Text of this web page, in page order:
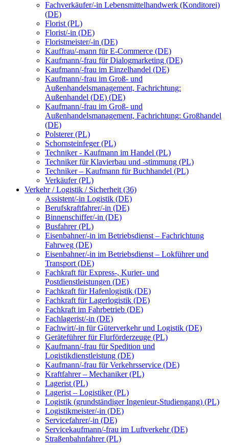
Fachverkäufer/-in Lebensmittelhandwerk (Konditorei)
(DE)
Florist (PL)
Florist/-in (DE)
Floristmeister/-in (DE)
Kauffrau/-mann für E-Commerce (DE)
Kaufmann/-frau für Dialogmarketing (DE)
Kaufmann/-frau im Einzelhandel (DE)
Kaufmann/-frau im Groß- und
Außenhandelsmanagement, Fachrichtung:
Außenhandel (DE) (DE)
Kaufmann/-frau im Groß- und
Außenhandelsmanagement, Fachrichtung: Großhandel
(DE)
Polsterer (PL)
Schornsteinfeger (PL)
Techniker - Kaufmann im Handel (PL)
Techniker für Klavierbau und -stimmung (PL)
Techniker – Kaufmann für Buchhandel (PL)
Verkäufer (PL)
Verkehr / Logistik / Sicherheit (36)
Assistent/-in Logistik (DE)
Berufskraftfahrer/-in (DE)
Binnenschiffer/-in (DE)
Busfahrer (PL)
Eisenbahner/-in im Betriebsdienst – Fachrichtung
Fahrweg (DE)
Eisenbahner/-in im Betriebsdienst – Lokführer und
Transport (DE)
Fachkraft für Express-, Kurier- und
Postdienstleistungen (DE)
Fachkraft für Hafenlogistik (DE)
Fachkraft für Lagerlogistik (DE)
Fachkraft im Fahrbetrieb (DE)
Fachlagerist/-in (DE)
Fachwirt/-in für Güterverkehr und Logistik (DE)
Geräteführer für Flurförderzeuge (PL)
Kaufmann/-frau für Spedition und
Logistikdienstleistung (DE)
Kaufmann/-frau für Verkehrsservice (DE)
Kraftfahrer – Mechaniker (PL)
Lagerist (PL)
Lagerist – Logistiker (PL)
Logistik (grundständiger Ingenieur-Studiengang) (PL)
Logistikmeister/-in (DE)
Servicefahrer/-in (DE)
Servicekaufmann/-frau im Luftverkehr (DE)
Straßenbahnfahrer (PL)